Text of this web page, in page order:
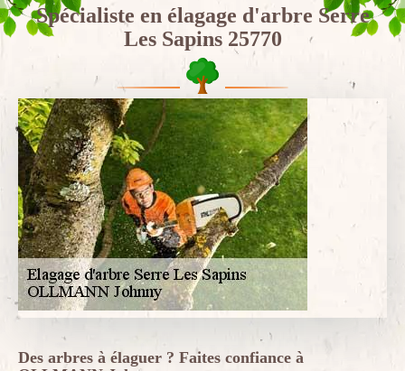
Spécialiste en élagage d'arbre Serre
Les Sapins 25770
Des arbres à élaguer ? Faites confiance à